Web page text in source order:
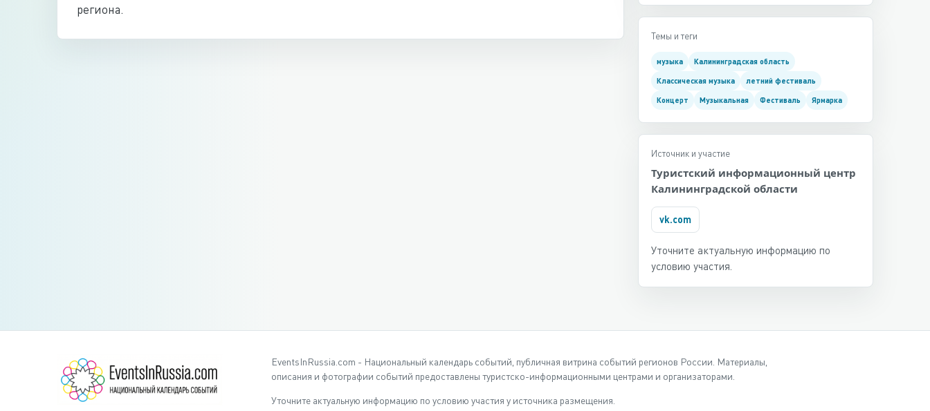
региона.
Темы и теги
музыка Калининградская область
Классическая музыка летний фестиваль
Концерт Музыкальная Фестиваль Ярмарка
Источник и участие
Туристский информационный центр
Калининградской области
vk.com
Уточните актуальную информацию по
условию участия.
EventsInRussia.com - Национальный календарь событий, публичная витрина событий регионов России. Материалы,
описания и фотографии событий предоставлены туристско-информационными центрами и организаторами.
Уточните актуальную информацию по условию участия у источника размещения.